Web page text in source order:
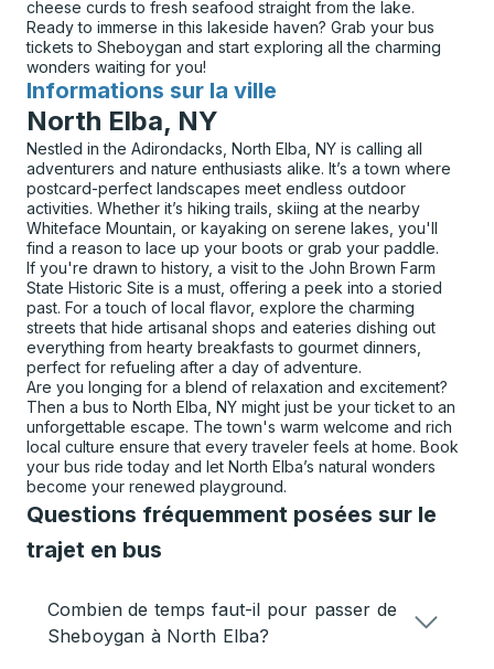
cheese curds to fresh seafood straight from the lake.
Ready to immerse in this lakeside haven? Grab your bus
tickets to Sheboygan and start exploring all the charming
wonders waiting for you!
Informations sur la ville
pour
North Elba, NY
Nestled in the Adirondacks, North Elba, NY is calling all
adventurers and nature enthusiasts alike. It’s a town where
postcard-perfect landscapes meet endless outdoor
activities. Whether it’s hiking trails, skiing at the nearby
Whiteface Mountain, or kayaking on serene lakes, you'll
find a reason to lace up your boots or grab your paddle.
If you're drawn to history, a visit to the John Brown Farm
State Historic Site is a must, offering a peek into a storied
past. For a touch of local flavor, explore the charming
streets that hide artisanal shops and eateries dishing out
everything from hearty breakfasts to gourmet dinners,
perfect for refueling after a day of adventure.
Are you longing for a blend of relaxation and excitement?
Then a bus to North Elba, NY might just be your ticket to an
unforgettable escape. The town's warm welcome and rich
local culture ensure that every traveler feels at home. Book
your bus ride today and let North Elba’s natural wonders
become your renewed playground.
Questions fréquemment posées sur le
trajet en bus
Combien de temps faut-il pour passer de
Sheboygan à North Elba?